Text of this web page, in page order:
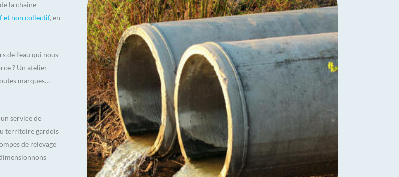
la chaîne
et non collectif, en
de l’eau qui nous
? Un atelier
marques…
service de
territoire gardois
de relevage